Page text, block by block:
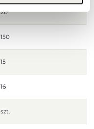
20
150
15
16
szt.